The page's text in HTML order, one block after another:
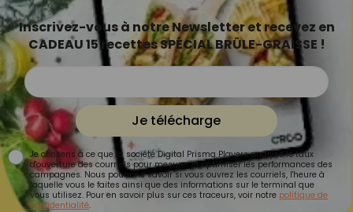
Inscrivez-vous à notre Newsletter et recevez en
CADEAU 15 recettes SPÉCIAL BRÛLE-GRAISSE !
Je télécharge
Je consens à ce que la société Digital Prisma Players analyse le taux
d'ouverture des courriels pour mesurer et optimiser les performances des
campagnes. Nous pourrons savoir si vous ouvrez les courriels, l'heure à
laquelle vous le faites ainsi que des informations sur le terminal que
vous utilisez. Pour en savoir plus sur ces traceurs, voir notre politique de
confidentialité.